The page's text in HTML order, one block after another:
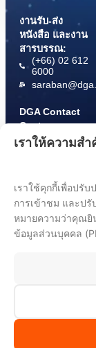
งานรับ-ส่ง
หนังสือ และงาน
สารบรรณ:
(+66) 02 612
6000
DGA Contact
Center:
(+66) 02 612
6060
All rights reserved
เราให้ความส
เราใช้คุกกี้เพื่อปรั
การเข้าชม และปรั
หมายความว่าคุณยิ
ข้อมูลส่วนบุคคล